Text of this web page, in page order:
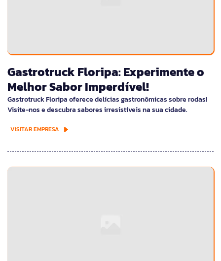
Gastrotruck Floripa: Experimente o
Melhor Sabor Imperdível!
Gastrotruck Floripa oferece delícias gastronômicas sobre rodas!
Visite-nos e descubra sabores irresistíveis na sua cidade.
VISITAR EMPRESA